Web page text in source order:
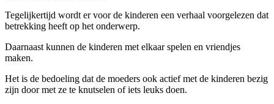
Tegelijkertijd wordt er voor de kinderen een verhaal voorgelezen dat
betrekking heeft op het onderwerp.
Daarnaast kunnen de kinderen met elkaar spelen en vriendjes
maken.
Het is de bedoeling dat de moeders ook actief met de kinderen bezig
zijn door met ze te knutselen of iets leuks doen.